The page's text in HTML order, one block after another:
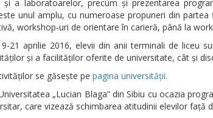
şi a laboratoarelor, precum şi prezentarea
unul amplu, cu numeroase propuneri din
workshop-uri de orientare în carieră, până la
21 aprilie 2016, elevii din anii terminali de liceu
și a facilităților oferite de universitate, cât și
se găsește pe pagina universității.
„Lucian Blaga” din Sibiu cu ocazia
care vizează schimbarea atitudinii elevilor